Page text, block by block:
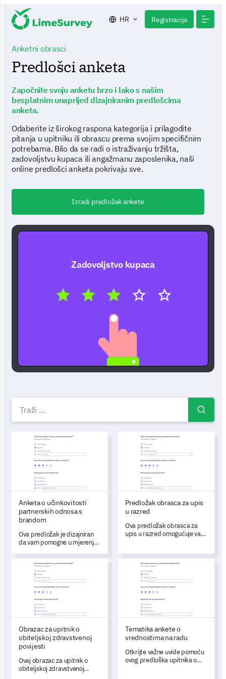
HR Registracija
Anketni obrasci
Predlošci anketa
Započnite svoju anketu brzo i lako s našim
besplatnim unaprijed dizajniranim predlošcima
anketa.
Odaberite iz širokog raspona kategorija i prilagodite
pitanja u upitniku ili obrascu prema svojim specifičnim
potrebama. Bilo da se radi o istraživanju tržišta,
zadovoljstvu kupaca ili angažmanu zaposlenika, naši
online predlošci anketa pokrivaju sve.
Izradi predložak ankete
Zadovoljstvo kupaca
Besplatni predlošci anketa
Anketa o učinkovitosti partnerskih odnosa s brandom
Anketa o učinkovitosti
partnerskih odnosa s
brandom
Ova predložak je dizajniran
da vam pomogne u mjerenju
partnerstva s brandom i
razumijevanju njegovog
utjecaja na vaše kupce.
Predložak obrasca za upis u
Predložak obrasca za upis
u razred
Ova predložak obrasca za
upis u razred omogućuje vam
ključne aspekte prilikom
odabira tečaja.
Obrazac za upitnik o obiteljskoj zdravstvenoj povijesti
Obrazac za upitnik o
obiteljskoj zdravstvenoj
povijesti
Ovaj obrazac za upitnik o
obiteljskoj zdravstvenoj
Tematika ankete o
Tematika ankete o
vrednostima na radu
Otkrijte važne uvide pomoću
ovog predloška upitnika o